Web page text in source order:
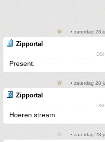
• zaterdag 28
Zipportal
Present.
• zaterdag 28
Zipportal
Hoeren stream.
• zaterdag 28